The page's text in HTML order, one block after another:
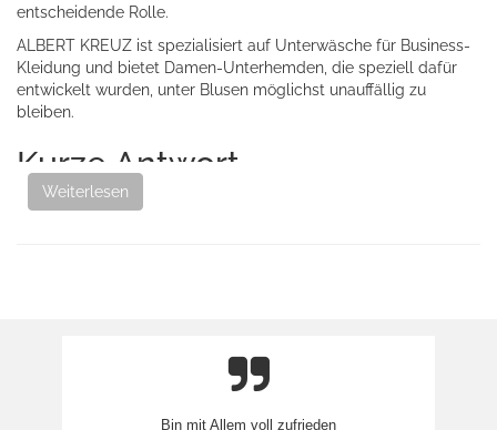
entscheidende Rolle.
ALBERT KREUZ ist spezialisiert auf Unterwäsche für Business-
Kleidung und bietet Damen-Unterhemden, die speziell dafür
entwickelt wurden, unter Blusen möglichst unauffällig zu
bleiben.
Kurze Antwort
Unter einer Bluse sind Unterhemden mit tiefem
Blusen sichtbar werden
Blusen bestehen oft aus feineren oder leichteren Stoffen als
Weiterlesen
Bin mit Allem voll zufrieden